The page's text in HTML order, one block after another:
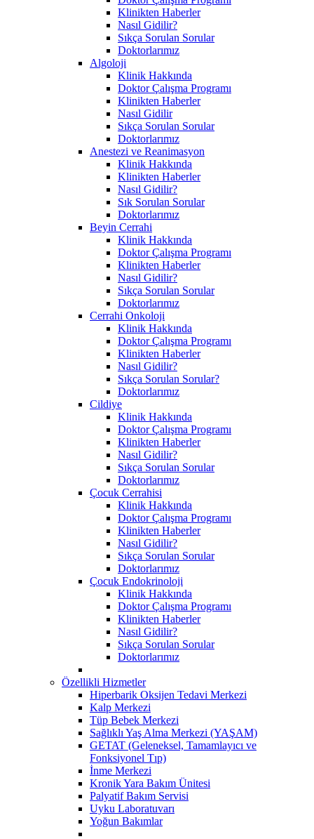
Klinikten Haberler
Nasıl Gidilir?
Sıkça Sorulan Sorular
Doktorlarımız
Algoloji
Klinik Hakkında
Doktor Çalışma Programı
Klinikten Haberler
Nasıl Gidilir
Sıkça Sorulan Sorular
Doktorlarımız
Anestezi ve Reanimasyon
Klinik Hakkında
Klinikten Haberler
Nasıl Gidilir?
Sık Sorulan Sorular
Doktorlarımız
Beyin Cerrahi
Klinik Hakkında
Doktor Çalışma Programı
Klinikten Haberler
Nasıl Gidilir?
Sıkça Sorulan Sorular
Doktorlarımız
Cerrahi Onkoloji
Klinik Hakkında
Doktor Çalışma Programı
Klinikten Haberler
Nasıl Gidilir?
Sıkça Sorulan Sorular?
Doktorlarımız
Cildiye
Klinik Hakkında
Doktor Çalışma Programı
Klinikten Haberler
Nasıl Gidilir?
Sıkça Sorulan Sorular
Doktorlarımız
Çocuk Cerrahisi
Klinik Hakkında
Doktor Çalışma Programı
Klinikten Haberler
Nasıl Gidilir?
Sıkça Sorulan Sorular
Doktorlarımız
Çocuk Endokrinoloji
Klinik Hakkında
Doktor Çalışma Programı
Klinikten Haberler
Nasıl Gidilir?
Sıkça Sorulan Sorular
Doktorlarımız
Özellikli Hizmetler
Hiperbarik Oksijen Tedavi Merkezi
Kalp Merkezi
Tüp Bebek Merkezi
Sağlıklı Yaş Alma Merkezi (YAŞAM)
GETAT (Geleneksel, Tamamlayıcı ve
Fonksiyonel Tıp)
İnme Merkezi
Kronik Yara Bakım Ünitesi
Palyatif Bakım Servisi
Uyku Laboratuvarı
Yoğun Bakımlar